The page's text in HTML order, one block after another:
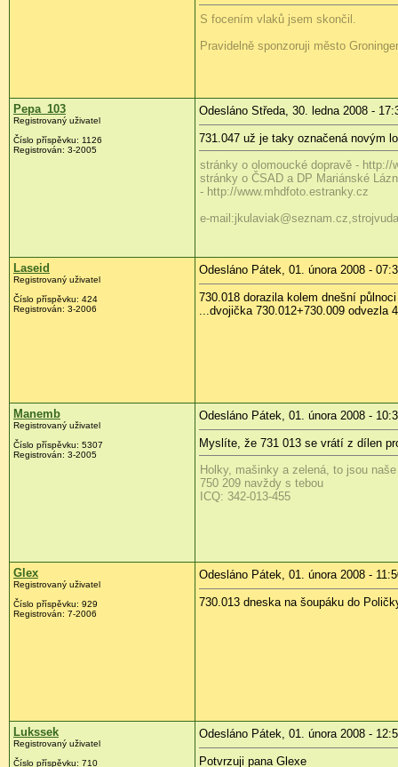
S focením vlaků jsem skončil.
Pravidelně sponzoruji město
Pepa_103
Registrovaný uživatel
Číslo příspěvku: 1126
Registrován: 3-2005
Odesláno Středa, 30. ledna 2008 -
731.047 už je taky označená novým
stránky o olomoucké dopravě - http://
stránky o ČSAD a DP Mariánské
- http://www.mhdfoto.estranky.cz
e-
Laseid
Registrovaný uživatel
Číslo příspěvku: 424
Registrován: 3-2006
Odesláno Pátek, 01. února 2008 -
730.018 dorazila kolem dnešní
...dvojička 730.012+730.009 odvezla
Manemb
Registrovaný uživatel
Číslo příspěvku: 5307
Registrován: 3-2005
Odesláno Pátek, 01. února 2008 -
Myslíte, že 731 013 se vrátí z dílen
Holky, mašinky a zelená, to jsou
750 209 navždy s tebou
ICQ: 342-013-455
Glex
Registrovaný uživatel
Číslo příspěvku: 929
Registrován: 7-2006
Odesláno Pátek, 01. února 2008 -
730.013 dneska na šoupáku do
Lukssek
Registrovaný uživatel
Číslo příspěvku: 710
Odesláno Pátek, 01. února 2008 -
Potvrzuji pana Glexe